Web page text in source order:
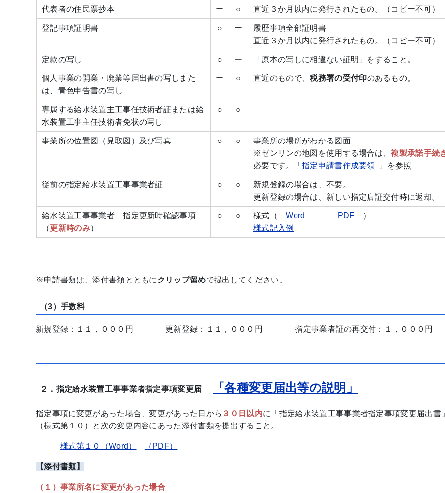
代表者の住民票抄本 ー ○ 直近３か月以内に発行されたもの。（コピー不可）
登記事項証明書 ○ ー
履歴事項全部証明書
直近３か月以内に発行されたもの。（コピー不可）
定款の写し ○ ー 「原本の写しに相違ない証明」をすること。
個人事業の開業・廃業等届出書の写しまた
は、青色申告書の写し
ー ○ 直近のもので、税務署の受付印のあるもの。
専属する給水装置主工事任技術者証または給
水装置工事主任技術者免状の写し
○ ○
事業所の位置図（見取図）及び写真 ○ ○
事業所の場所がわかる図面
※ゼンリンの地図を使用する場合は、複製承諾手続
必要です。「 指定申請書作成要領 」を参照
従前の指定給水装置工事事業者証 ○ ○
新規登録の場合は、不要。
更新登録の場合は、新しい指定店証交付時に返却。
給水装置工事事業者 指定更新時確認事項
（更新時のみ）
○ ○ 様式（Word PDF ）
様式記入例
※申請書類は、添付書類とともに クリップ留めで提出してください。
（3）手数料
新規登録：１１，０００円 更新登録：１１，０００円 指定事業者証の再交付：１，０００円
２．指定給水装置工事事業者指定事項変更届 「各種変更届出等の説明」
指定事項に変更があった場合、変更があった日から ３０日以内に「指定給水装置工事事業者指定事項変更届出書
（様式第１０）と次の変更内容にあった添付書類を提出すること。
様式第１０（Word） （PDF）
【添付書類】
（１）事業所名に変更があった場合